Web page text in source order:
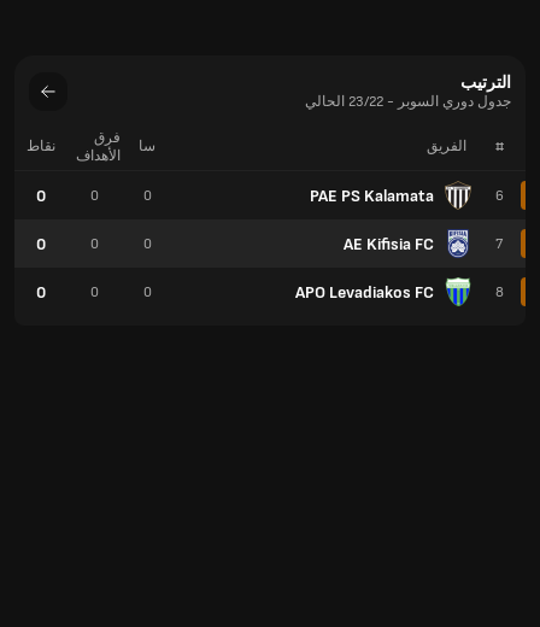
الترتيب
جدول دوري السوبر - 23/22 الحالي
# الفريق
6
PAE PS Kalamata
7
AE Kifisia FC
8
APO Levadiakos FC
سا
فرق
الأهداف
نقاط
0
0
0
0
0
0
0
0
0